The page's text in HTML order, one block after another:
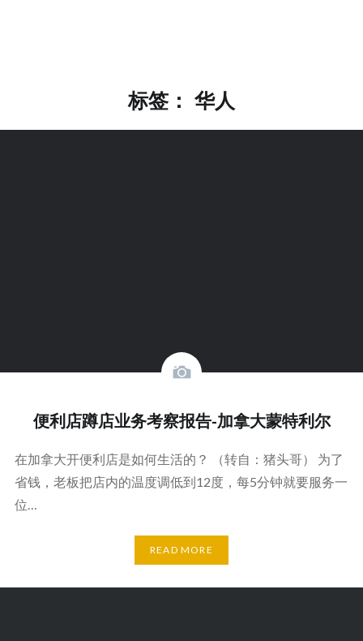
标签： 华人
便利店蹲店业务考察报告-加拿大蒙特利尔
在加拿大开便利店是如何生活的？ （转自：猪头哥） 为了
省钱，老板把店内的温度调低到12度，每5分钟就要服务一
位…
READ MORE